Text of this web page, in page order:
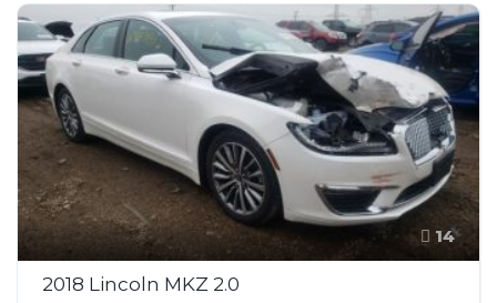
14
2018 Lincoln MKZ 2.0